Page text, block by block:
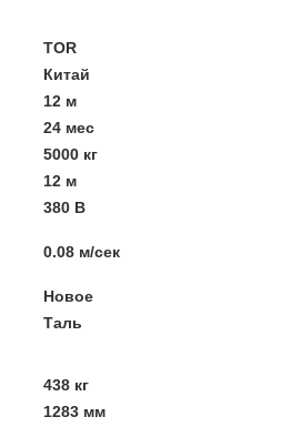
TOR
Китай
12 м
24 мес
5000 кг
12 м
380 В
0.08 м/сек
Новое
Таль
438 кг
1283 мм